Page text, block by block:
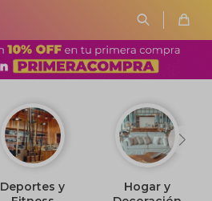
Deportes y
Hogar y